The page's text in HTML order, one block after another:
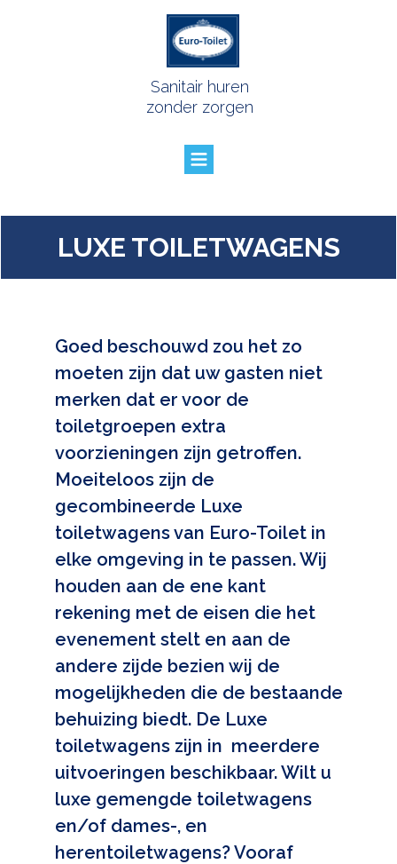
Sanitair huren
zonder zorgen
LUXE TOILETWAGENS
Goed beschouwd zou het zo
moeten zijn dat uw gasten niet
merken dat er voor de
toiletgroepen extra
voorzieningen zijn getroffen.
Moeiteloos zijn de
gecombineerde Luxe
toiletwagens van Euro-Toilet in
elke omgeving in te passen. Wij
houden aan de ene kant
rekening met de eisen die het
evenement stelt en aan de
andere zijde bezien wij de
mogelijkheden die de bestaande
behuizing biedt. De Luxe
toiletwagens zijn in meerdere
uitvoeringen beschikbaar. Wilt u
luxe gemengde toiletwagens
en/of dames-, en
herentoiletwagens? Vooraf